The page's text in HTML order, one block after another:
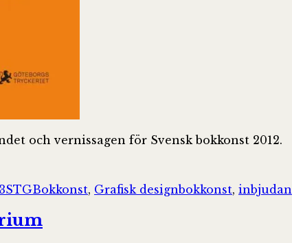
och vernissagen för Svensk bokkonst 2012.
Författare
STGKategorier
Bokkonst, Grafisk designTaggar
bokkonst, inbjudan